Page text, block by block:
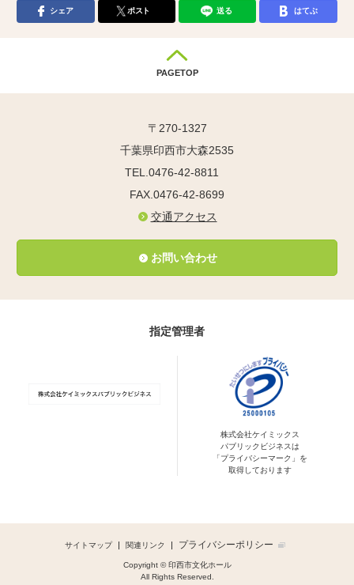
シェア ポスト 送る はてぶ
PAGETOP
〒270-1327
千葉県印西市大森2535
TEL.0476-42-8811
FAX.0476-42-8699
交通アクセス
お問い合わせ
指定管理者
株式会社ケイミックス
パブリックビジネスは
「プライバシーマーク」を
取得しております
サイトマップ 関連リンク プライバシーポリシー
Copyright © 印西市文化ホール
All Rights Reserved.